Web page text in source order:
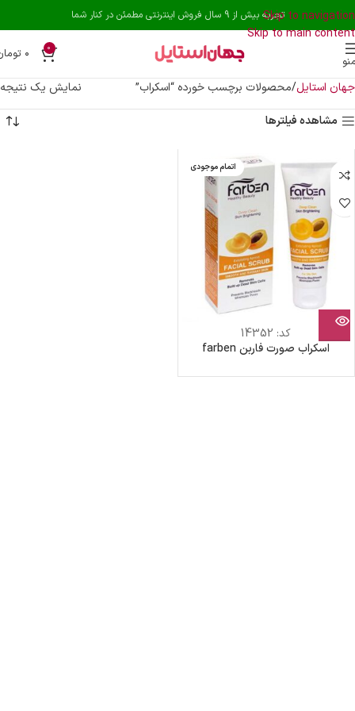
Skip to navigation
Skip to main content
تجربه بیش از 9 سال فروش اینترنتی مطمئن در کنار شما
0 ۰
جهان استایل محصولات برچسب خورده “اسکراب”
نمایش یک نتیجه
مشاهده فیلترها
اتمام موجودی
کد: 14352
اسکراب صورت فاربن farben